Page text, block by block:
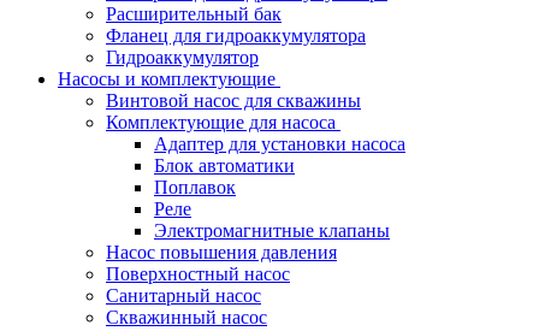
Расширительный бак
Фланец для гидроаккумулятора
Гидроаккумулятор
Насосы и комплектующие
Винтовой насос для скважины
Комплектующие для насоса
Адаптер для установки насоса
Блок автоматики
Поплавок
Реле
Электромагнитные клапаны
Насос повышения давления
Поверхностный насос
Санитарный насос
Скважинный насос